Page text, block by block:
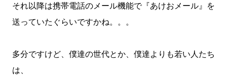
それ以降は携帯電話のメール機能で『あけおメール』を
送っていたぐらいですかね。。。
多分ですけど、僕達の世代とか、僕達よりも若い人たち
は、